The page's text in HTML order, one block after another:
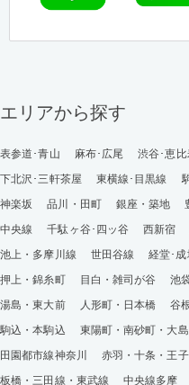
エリアから探す
表参道･青山 麻布･広尾 渋谷･恵
下北沢･三軒茶屋
東横線･目黒線
神楽坂
品川・田町 銀座・築地
中央線
千駄ヶ谷･四ッ谷 西新宿
池上・多摩川線
世田谷線 経堂･成
押上・錦糸町
目白・雑司が谷 池
湯島・東大前
人形町・日本橋 谷
駒込・本駒込
東陽町・南砂町・大島
田園都市線神奈川
赤羽・十条・王子
板橋・三田線・東武線
中央線多摩